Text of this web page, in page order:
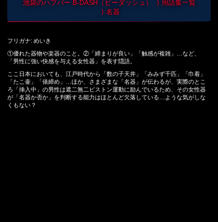
池袋のハプバー B-DASH（ビーダッシュ）
用語集一覧
名器
フリガナ: めいき
①優れた器物や楽器のこと。②「締まりが良い」「触感が複雑」…など、
「男性に強い快感を与える女性器」を表す隠語。
ここ日本においても、江戸時代から「数の子天井」「みみず千匹」「巾着」
「たこ壷」「俵締め」…ほか、さまざまな「名器」が伝わるが、実際のとこ
ろ「挿入中」の男性は遮二無二ピストン運動に励んでいるため、その女性器
が「名器か否か」を判断する能力はほとんど欠落している…ような気がしな
くもない？